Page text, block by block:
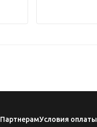
ПартнерамУсловия оплаты